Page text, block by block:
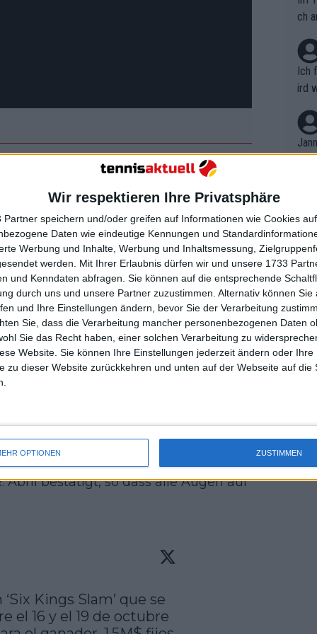
Wir respektieren Ihre Privatsphäre
Partner speichern und/oder greifen auf Informationen wie Cookies
Daten wie eindeutige Kennungen und
Werbung und Inhalte, Werbung und Inhaltsmessung,
werden. Mit Ihrer Erlaubnis dürfen wir und unsere 1733
und Kenndaten abfragen. Sie können auf die entsprechende
durch uns und unsere Partner zuzustimmen. Alternativ können Sie
und Ihre Einstellungen ändern, bevor Sie der Verarbeitung
Sie, dass die Verarbeitung mancher personenbezogenen Daten
Sie das Recht haben, einer solchen Verarbeitung zu
Website. Sie können Ihre Einstellungen jederzeit ändern oder Ihre
zu dieser Website zurückkehren und unten auf der Webseite auf die
OPTIONEN ZUSTIMMEN
indem es die Next Gen Finals und
um eine ATP 1000-Lizenz
in den letzten Monaten etwas ruhig
Slam wird es zweifellos wieder an
an dem Turnier erhalten die
Turnieren, nämlich 1,5 Millionen
beträgt 6 Millionen Dollar für den
für den Sieger der US Open.
Dollar, was zweifellos ein großer
und auch die asiatischen Turniere
ersten Mal seit einigen Jahren
gemunkelt wurde, wurde nun von
bestätigt, so dass alle Augen auf
Kings Slam’ que se
el 16 y el 19 de octubre
ch
Ich
ird
r in
em
t,
B.
on
uss
mal
des
n
nt.
kel